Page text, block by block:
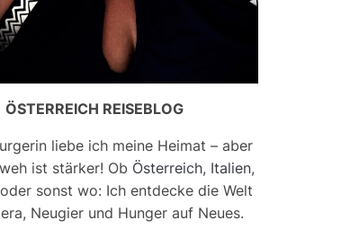
ÖSTERREICH REISEBLOG
liebe ich meine Heimat – aber
ist stärker! Ob Österreich, Italien,
oder sonst wo: Ich entdecke die Welt
Neugier und Hunger auf Neues.